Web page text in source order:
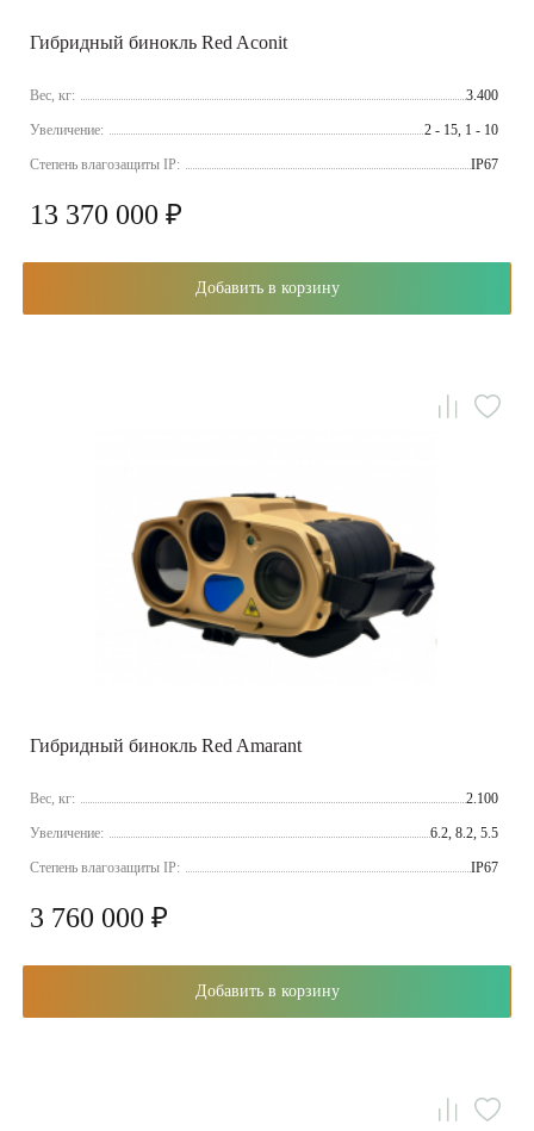
Гибридный бинокль Red Aconit
Вес, кг: 3.400
Увеличение: 2 - 15, 1 - 10
Cтепень влагозащиты IP: IP67
13 370 000 ₽
Добавить в корзину
Гибридный бинокль Red Amarant
Вес, кг: 2.100
Увеличение: 6.2, 8.2, 5.5
Cтепень влагозащиты IP: IP67
3 760 000 ₽
Добавить в корзину